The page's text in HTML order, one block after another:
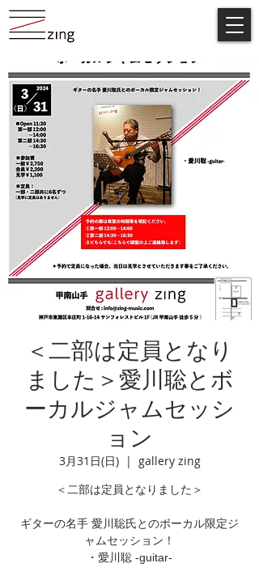
＜二部は定員となり
ました＞愛川聡とボ
ーカルジャムセッシ
ョン
3月31日(日)
  |
gallery zing
＜二部は定員となりました＞
ギターの名手 愛川聡氏とのボーカル限定ジ
ャムセッション！
・愛川聡 -guitar-